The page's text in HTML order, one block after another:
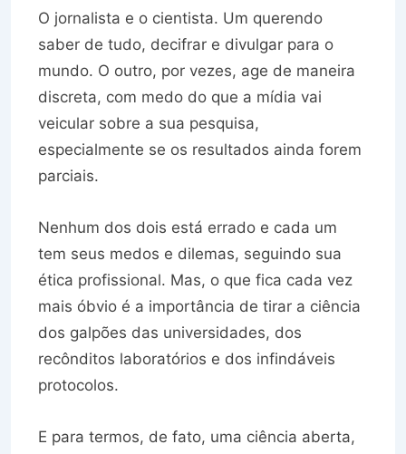
O jornalista e o cientista. Um querendo
saber de tudo, decifrar e divulgar para o
mundo. O outro, por vezes, age de maneira
discreta, com medo do que a mídia vai
veicular sobre a sua pesquisa,
especialmente se os resultados ainda forem
parciais.
Nenhum dos dois está errado e cada um
tem seus medos e dilemas, seguindo sua
ética profissional. Mas, o que fica cada vez
mais óbvio é a importância de tirar a ciência
dos galpões das universidades, dos
recônditos laboratórios e dos infindáveis
protocolos.
E para termos, de fato, uma ciência aberta,